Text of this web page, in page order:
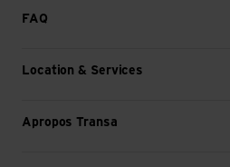
FAQ
Location & Services
Apropos Transa